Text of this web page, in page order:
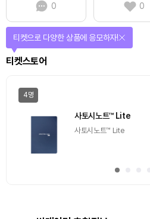
0
0
에어드랍
선물이 쏟아지는 에어드랍 이벤트!
일반
[Episode 12]
드랍 받자!